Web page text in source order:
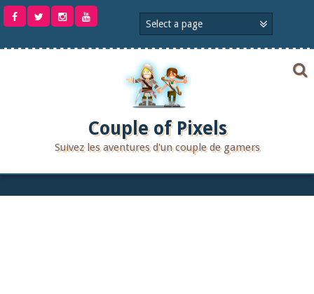
Aller
Couple of Pixels
Suivez les aventures d'un couple de gamers